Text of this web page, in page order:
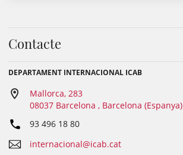
Contacte
DEPARTAMENT INTERNACIONAL ICAB
Mallorca, 283
08037 Barcelona , Barcelona (Espanya)
93 496 18 80
internacional@icab.cat